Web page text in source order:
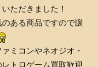
ただきました！
ある商品ですので譲
ミコンやネオジオ・
トロゲーム買取歓迎